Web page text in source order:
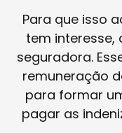
Para que isso
tem interesse,
seguradora.
remuneração
para formar
pagar as